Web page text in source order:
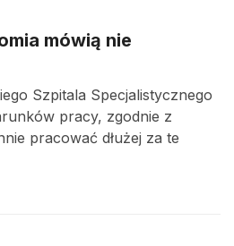
mówią nie
Szpitala Specjalistycznego
pracy, zgodnie z
pracować dłużej za te